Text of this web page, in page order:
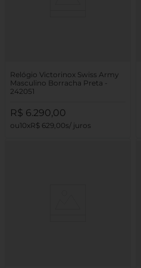
Relógio Victorinox Swiss Army
Masculino Borracha Preta -
242051
R$ 6.290,00
10 R$ 629 00